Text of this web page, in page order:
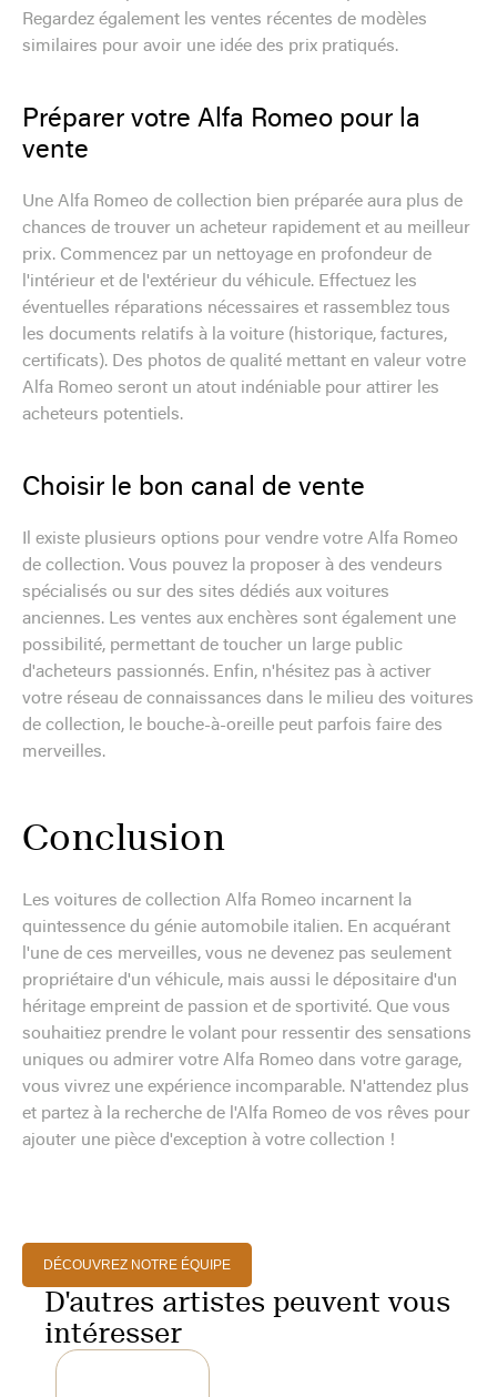
Regardez également les ventes récentes de modèles
similaires pour avoir une idée des prix pratiqués.
Préparer votre Alfa Romeo pour la
vente
Une Alfa Romeo de collection bien préparée aura plus de
chances de trouver un acheteur rapidement et au meilleur
prix. Commencez par un nettoyage en profondeur de
l'intérieur et de l'extérieur du véhicule. Effectuez les
éventuelles réparations nécessaires et rassemblez tous
les documents relatifs à la voiture (historique, factures,
certificats). Des photos de qualité mettant en valeur votre
Alfa Romeo seront un atout indéniable pour attirer les
acheteurs potentiels.
Choisir le bon canal de vente
Il existe plusieurs options pour vendre votre Alfa Romeo
de collection. Vous pouvez la proposer à des vendeurs
spécialisés ou sur des sites dédiés aux voitures
anciennes. Les ventes aux enchères sont également une
possibilité, permettant de toucher un large public
d'acheteurs passionnés. Enfin, n'hésitez pas à activer
votre réseau de connaissances dans le milieu des voitures
de collection, le bouche-à-oreille peut parfois faire des
merveilles.
Conclusion
Les voitures de collection Alfa Romeo incarnent la
quintessence du génie automobile italien. En acquérant
l'une de ces merveilles, vous ne devenez pas seulement
propriétaire d'un véhicule, mais aussi le dépositaire d'un
héritage empreint de passion et de sportivité. Que vous
souhaitiez prendre le volant pour ressentir des sensations
uniques ou admirer votre Alfa Romeo dans votre garage,
vous vivrez une expérience incomparable. N'attendez plus
et partez à la recherche de l'Alfa Romeo de vos rêves pour
ajouter une pièce d'exception à votre collection !
DÉCOUVREZ NOTRE ÉQUIPE
D'autres artistes peuvent vous
intéresser